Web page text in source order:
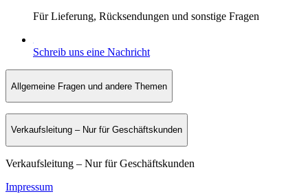
Für Lieferung, Rücksendungen und sonstige Fragen
Schreib uns eine Nachricht
Allgemeine Fragen und andere Themen
Verkaufsleitung – Nur für Geschäftskunden
Verkaufsleitung – Nur für Geschäftskunden
Impressum